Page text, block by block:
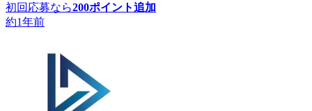
初回応募なら200ポイント追加
約1年前